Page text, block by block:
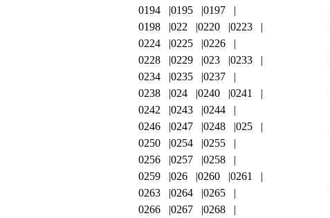
0194
0195
0197
0198
022 0220
0223
0224
0225
0226
0228
0229 023
0233
0234
0235
0237
0238
024 0240
0241
0242
0243
0244
0246
0247 0248
025
0250
0254
0255
0256
0257
0258
0259
026 0260
0261
0263
0264
0265
0266
0267
0268